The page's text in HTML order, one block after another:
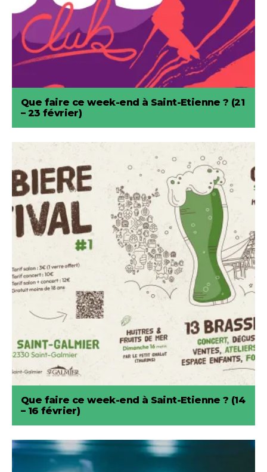
Que faire ce week-end à Saint-Etienne ? (21
– 23 février)
Que faire ce week-end à Saint-Etienne ? (14
– 16 février)